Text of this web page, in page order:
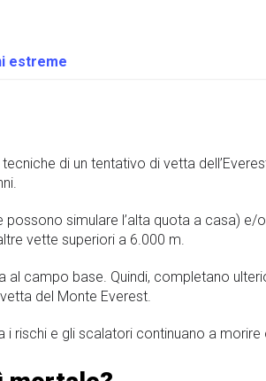
estreme
di un tentativo di vetta
simulare l’alta quota a casa)
vette superiori a 6.000 m.
al campo base. Quindi, completano
del Monte Everest.
i rischi e gli scalatori continuano a